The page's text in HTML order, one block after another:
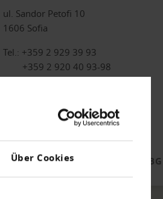
Über Cookies
ul. Sandor Petofi 10
1606 Sofia
Tel.: +359 2 929 39 93
+359 2 920 40 93-98
Fax: +359 2 920 09 94
WWW.CREDITREFORM.BG